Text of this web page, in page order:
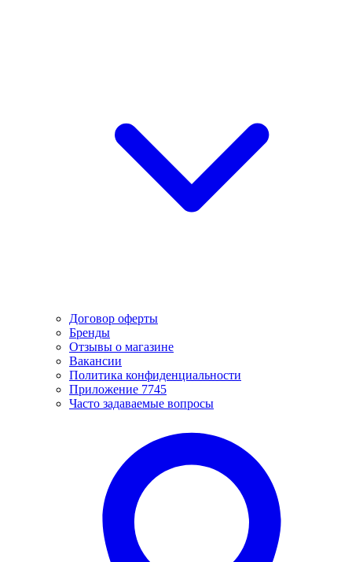
Договор оферты
Бренды
Отзывы о магазине
Вакансии
Политика конфиденциальности
Приложение 7745
Часто задаваемые вопросы